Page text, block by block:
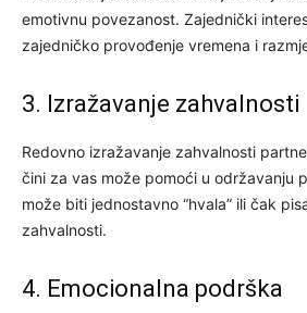
emotivnu povezanost. Zajednički
zajedničko provođenje vremena i
3. Izražavanje zahvalnosti
Redovno izražavanje zahvalnosti
čini za vas može pomoći u održavanju
može biti jednostavno “hvala” ili čak
zahvalnosti.
4. Emocionalna podrška